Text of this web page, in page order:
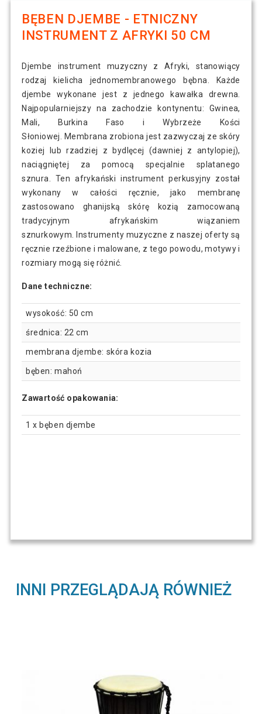
BĘBEN DJEMBE - ETNICZNY
INSTRUMENT Z AFRYKI 50 CM
Djembe instrument muzyczny z Afryki, stanowiący
rodzaj kielicha jednomembranowego bębna. Każde
djembe wykonane jest z jednego kawałka drewna.
Najpopularniejszy na zachodzie kontynentu: Gwinea,
Mali, Burkina Faso i Wybrzeże Kości
Słoniowej. Membrana zrobiona jest zazwyczaj ze skóry
koziej lub rzadziej z bydlęcej (dawniej z antylopiej),
naciągniętej za pomocą specjalnie splatanego
sznura. Ten afrykański instrument perkusyjny został
wykonany w całości ręcznie, jako membranę
zastosowano ghanijską skórę kozią zamocowaną
tradycyjnym afrykańskim wiązaniem
sznurkowym. Instrumenty muzyczne z naszej oferty są
ręcznie rzeźbione i malowane, z tego powodu, motywy i
rozmiary mogą się różnić.
Dane techniczne:
wysokość: 50 cm
średnica: 22 cm
membrana djembe: skóra kozia
bęben: mahoń
Zawartość opakowania:
1 x bęben djembe
INNI PRZEGLĄDAJĄ RÓWNIEŻ